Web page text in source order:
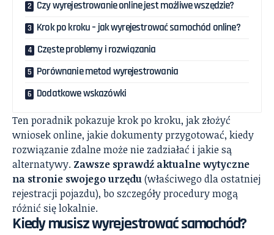
Czy wyrejestrowanie online jest możliwe wszędzie?
Krok po kroku – jak wyrejestrować samochód online?
Częste problemy i rozwiązania
Porównanie metod wyrejestrowania
Dodatkowe wskazówki
Ten poradnik pokazuje krok po kroku, jak złożyć
wniosek online, jakie dokumenty przygotować, kiedy
rozwiązanie zdalne może nie zadziałać i jakie są
alternatywy. Zawsze sprawdź aktualne wytyczne
na stronie swojego urzędu(właściwego dla ostatniej
rejestracji pojazdu), bo szczegóły procedury mogą
różnić się lokalnie.
Kiedy musisz wyrejestrować samochód?